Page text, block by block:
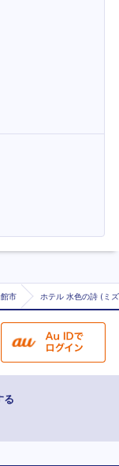
市 ホテル 水色の詩 (ミ
る